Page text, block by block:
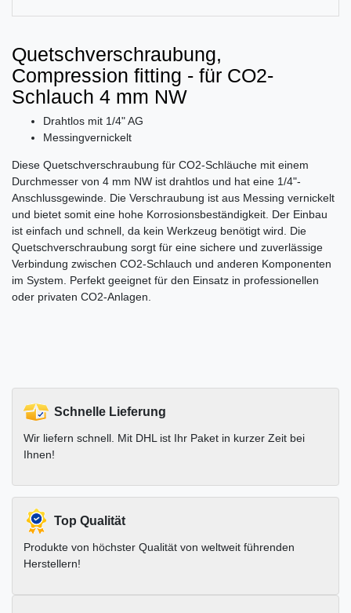
Quetschverschraubung,
Compression fitting - für CO2-
Schlauch 4 mm NW
Drahtlos mit 1/4" AG
Messingvernickelt
Diese Quetschverschraubung für CO2-Schläuche mit einem
Durchmesser von 4 mm NW ist drahtlos und hat eine 1/4"-
Anschlussgewinde. Die Verschraubung ist aus Messing vernickelt
und bietet somit eine hohe Korrosionsbeständigkeit. Der Einbau
ist einfach und schnell, da kein Werkzeug benötigt wird. Die
Quetschverschraubung sorgt für eine sichere und zuverlässige
Verbindung zwischen CO2-Schlauch und anderen Komponenten
im System. Perfekt geeignet für den Einsatz in professionellen
oder privaten CO2-Anlagen.
Schnelle Lieferung
Wir liefern schnell. Mit DHL ist Ihr Paket in kurzer Zeit bei
Ihnen!
Top Qualität
Produkte von höchster Qualität von weltweit führenden
Herstellern!